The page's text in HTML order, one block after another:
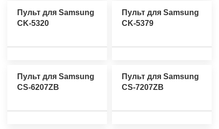
Пульт для Samsung
CK-5320
Пульт для Samsung
CK-5379
Пульт для Samsung
CS-6207ZB
Пульт для Samsung
CS-7207ZB